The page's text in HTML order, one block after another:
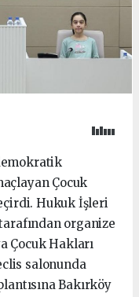
Çocuk
Hukuk İşleri
organize
Çocuk Hakları
salonunda
Bakırköy